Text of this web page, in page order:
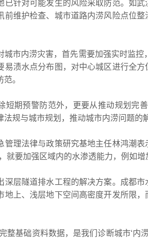
针对可能发生的风险采取防范。如武
前维护检查、城市道路内涝风险点位
内涝灾害，首先需要加强实时监控
易渍水点分布图，对中心城区进行全
。
期预警防范外，更要从推动规划完善
规与城市规划，推动城市内涝问题的
法律与政策研究基地主任林鸿潮表
就要加强区域内的水渗透能力，例如
隧道排水工程的解决方案。成都市
地上、浅层地下空间高密度开发所限
基础资料数据，是我们诊断城市‘内